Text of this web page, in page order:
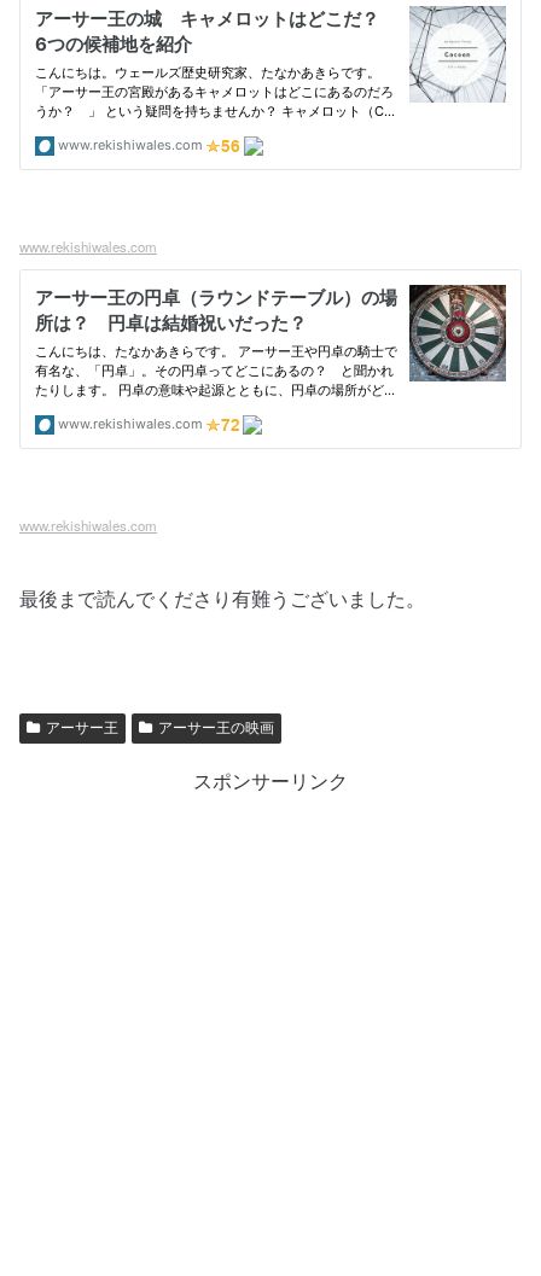
www.rekishiwales.com
www.rekishiwales.com
最後まで読んでくださり有難うございました。
アーサー王 アーサー王の映画
スポンサーリンク